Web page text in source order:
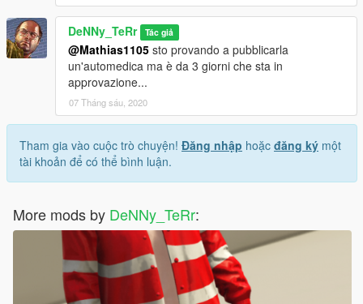
DeNNy_TeRr Tác giả
@Mathias1105 sto provando a pubblicarla
un'automedica ma è da 3 giorni che sta in
approvazione...
07 Tháng sáu, 2020
Tham gia vào cuộc trò chuyện! Đăng nhập hoặc đăng ký một
tài khoản để có thể bình luận.
More mods by DeNNy_TeRr: